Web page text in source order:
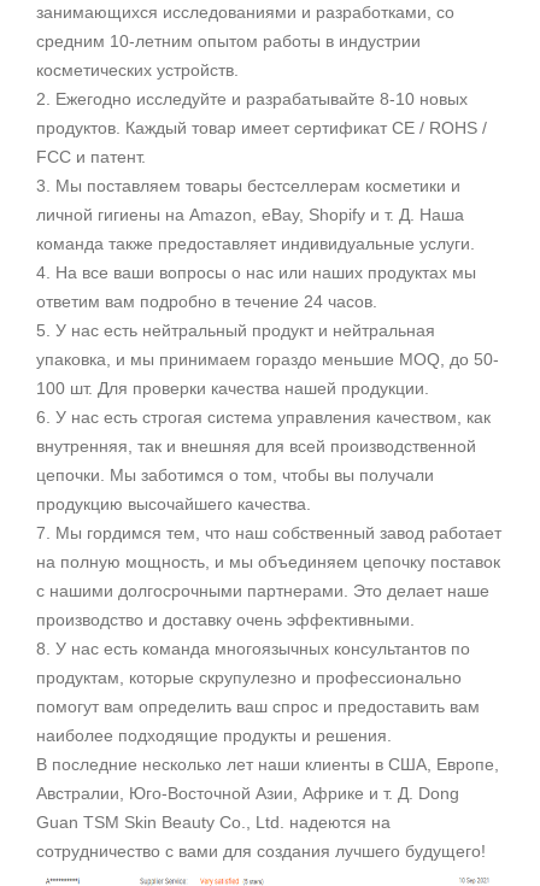
занимающихся исследованиями и разработками, со
средним 10-летним опытом работы в индустрии
косметических устройств.
2. Ежегодно исследуйте и разрабатывайте 8-10 новых
продуктов. Каждый товар имеет сертификат CE / ROHS /
FCC и патент.
3. Мы поставляем товары бестселлерам косметики и
личной гигиены на Amazon, eBay, Shopify и т. Д. Наша
команда также предоставляет индивидуальные услуги.
4. На все ваши вопросы о нас или наших продуктах мы
ответим вам подробно в течение 24 часов.
5. У нас есть нейтральный продукт и нейтральная
упаковка, и мы принимаем гораздо меньшие MOQ, до 50-
100 шт. Для проверки качества нашей продукции.
6. У нас есть строгая система управления качеством, как
внутренняя, так и внешняя для всей производственной
цепочки. Мы заботимся о том, чтобы вы получали
продукцию высочайшего качества.
7. Мы гордимся тем, что наш собственный завод работает
на полную мощность, и мы объединяем цепочку поставок
с нашими долгосрочными партнерами. Это делает наше
производство и доставку очень эффективными.
8. У нас есть команда многоязычных консультантов по
продуктам, которые скрупулезно и профессионально
помогут вам определить ваш спрос и предоставить вам
наиболее подходящие продукты и решения.
В последние несколько лет наши клиенты в США, Европе,
Австралии, Юго-Восточной Азии, Африке и т. Д. Dong
Guan TSM Skin Beauty Co., Ltd. надеются на
сотрудничество с вами для создания лучшего будущего!